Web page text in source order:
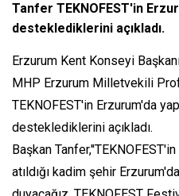
Tanfer TEKNOFEST'in
desteklediklerini açıkladı.
Erzurum Kent Konseyi
MHP Erzurum Milletvekili
TEKNOFEST'in Erzurum'da
desteklediklerini açıkladı.
Başkan
atıldığı kadim şehir